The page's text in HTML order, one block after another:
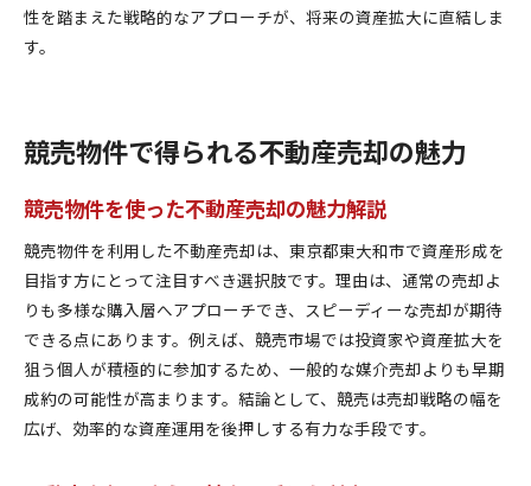
性を踏まえた戦略的なアプローチが、将来の資産拡大に直結しま
す。
競売物件で得られる不動産売却の魅力
競売物件を使った不動産売却の魅力解説
競売物件を利用した不動産売却は、東京都東大和市で資産形成を
目指す方にとって注目すべき選択肢です。理由は、通常の売却よ
りも多様な購入層へアプローチでき、スピーディーな売却が期待
できる点にあります。例えば、競売市場では投資家や資産拡大を
狙う個人が積極的に参加するため、一般的な媒介売却よりも早期
成約の可能性が高まります。結論として、競売は売却戦略の幅を
広げ、効率的な資産運用を後押しする有力な手段です。